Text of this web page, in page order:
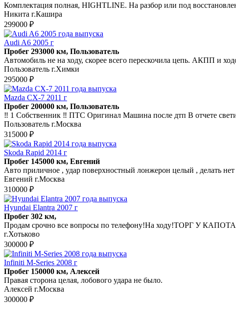
Комплектация полная, HIGHTLINE. На разбор или под
Никита г.Кашира
299000 ₽
Audi A6 2005 г
Пробег 293000 км, Пользователь
Автомобиль не на ходу, скорее всего перескочила цепь. АКПП и
Пользователь г.Химки
295000 ₽
Mazda CX-7 2011 г
Пробег 200000 км, Пользователь
‼️ 1 Собственник ‼️ ПТС Оригинал Машина после дтп В отчете
Пользователь г.Москва
315000 ₽
Skoda Rapid 2014 г
Пробег 145000 км, Евгений
Авто приличное , удар поверхностный лонжерон целый , делать нет
Евгений г.Москва
310000 ₽
Hyundai Elantra 2007 г
Пробег 302 км,
Продам срочно все вопросы по телефону!На ходу!ТОРГ У КАПОТА
г.Хотьково
300000 ₽
Infiniti M-Series 2008 г
Пробег 150000 км, Алексей
Правая сторона целая, лобового удара не было.
Алексей г.Москва
300000 ₽